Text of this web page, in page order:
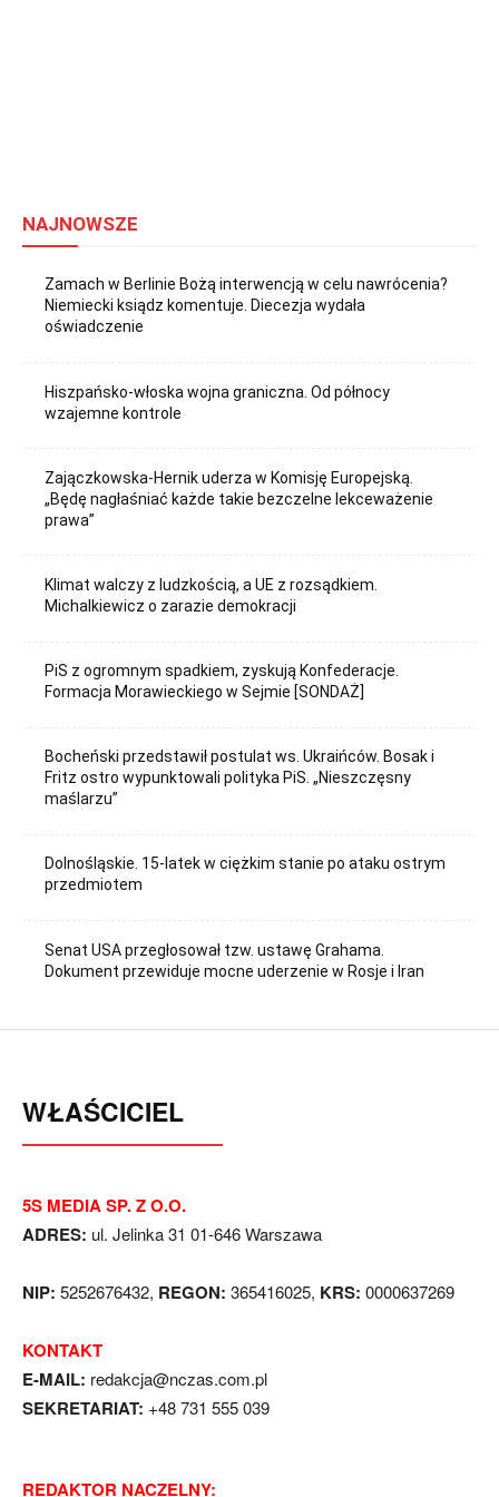
NAJNOWSZE
Zamach w Berlinie Bożą interwencją w celu nawrócenia?
Niemiecki ksiądz komentuje. Diecezja wydała
oświadczenie
Hiszpańsko-włoska wojna graniczna. Od północy
wzajemne kontrole
Zajączkowska-Hernik uderza w Komisję Europejską.
„Będę nagłaśniać każde takie bezczelne lekceważenie
prawa”
Klimat walczy z ludzkością, a UE z rozsądkiem.
Michalkiewicz o zarazie demokracji
PiS z ogromnym spadkiem, zyskują Konfederacje.
Formacja Morawieckiego w Sejmie [SONDAŻ]
Bocheński przedstawił postulat ws. Ukraińców. Bosak i
Fritz ostro wypunktowali polityka PiS. „Nieszczęsny
maślarzu”
Dolnośląskie. 15-latek w ciężkim stanie po ataku ostrym
przedmiotem
Senat USA przegłosował tzw. ustawę Grahama.
Dokument przewiduje mocne uderzenie w Rosje i Iran
WŁAŚCICIEL
5S MEDIA SP. Z O.O.
ADRES: ul. Jelinka 31 01-646 Warszawa
NIP: 5252676432, REGON: 365416025, KRS: 0000637269
KONTAKT
E-MAIL: redakcja@nczas.com.pl
SEKRETARIAT: +48 731 555 039
REDAKTOR NACZELNY: